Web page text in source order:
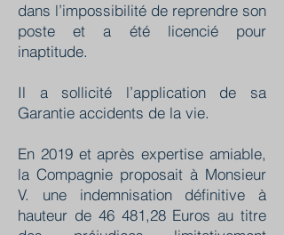
dans l’impossibilité de reprendre son
poste et a été licencié pour
inaptitude.
Il a sollicité l’application de sa
Garantie accidents de la vie.
En 2019 et après expertise amiable,
la Compagnie proposait à Monsieur
V. une indemnisation définitive à
hauteur de 46 481,28 Euros au titre